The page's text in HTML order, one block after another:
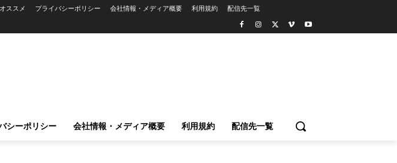
オススメ プライバシーポリシー 会社情報・メディア概要 利用規約 配信先一覧
シーポリシー 会社情報・メディア概要 利用規約 配信先一覧